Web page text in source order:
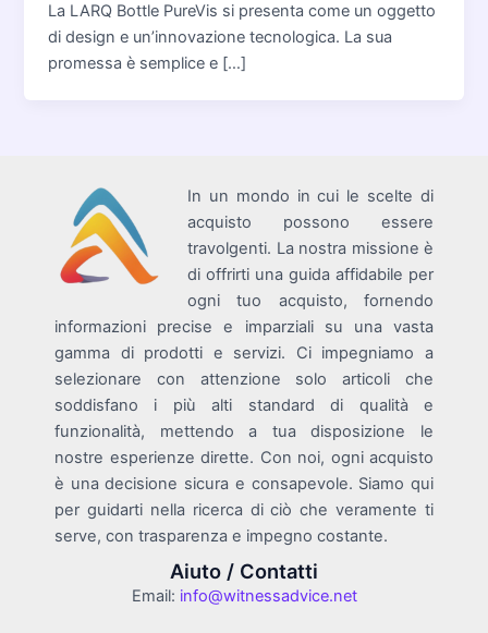
La LARQ Bottle PureVis si presenta come un oggetto
di design e un’innovazione tecnologica. La sua
promessa è semplice e […]
In un mondo in cui le scelte di
acquisto possono essere
travolgenti. La nostra missione è
di offrirti una guida affidabile per
ogni tuo acquisto, fornendo
informazioni precise e imparziali su una vasta
gamma di prodotti e servizi. Ci impegniamo a
selezionare con attenzione solo articoli che
soddisfano i più alti standard di qualità e
funzionalità, mettendo a tua disposizione le
nostre esperienze dirette. Con noi, ogni acquisto
è una decisione sicura e consapevole. Siamo qui
per guidarti nella ricerca di ciò che veramente ti
serve, con trasparenza e impegno costante.
Aiuto / Contatti
Email: info@witnessadvice.net